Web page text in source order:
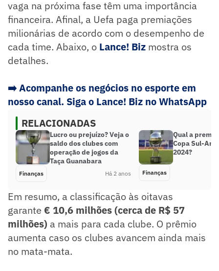
vaga na próxima fase têm uma importância
financeira. Afinal, a Uefa paga premiações
milionárias de acordo com o desempenho de
cada time. Abaixo, o Lance! Biz mostra os
detalhes.
➡️Acompanhe os negócios no esporte em
nosso canal. Siga o Lance! Biz no WhatsApp
RELACIONADAS
Lucro ou prejuízo? Veja o
saldo dos clubes com
operação de jogos da
Taça Guanabara
Finanças Há 2 anos
Qual a
Copa Sul-
2024?
Finanças
Em resumo, a classificação às oitavas
garante € 10,6 milhões (cerca de R$ 57
milhões) a mais para cada clube. O prêmio
aumenta caso os clubes avancem ainda mais
no mata-mata.